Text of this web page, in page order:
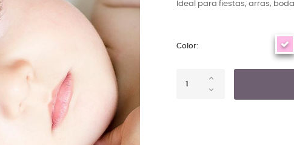
Ideal para fiestas, arras,
Color: